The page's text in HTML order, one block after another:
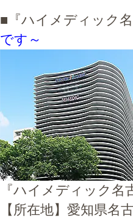
■『ハイメディッ
です～
『ハイメディック名
【所在地】愛知県